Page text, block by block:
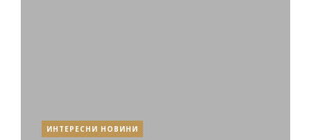
ИНТЕРЕСНИ НОВИНИ